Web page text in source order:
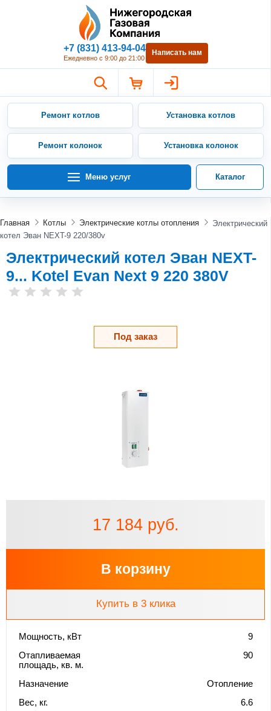
Нижегородская Газовая
+7 (831) 413-94-04
Ежедневно с 9:00 до 21:00
Написать нам
Ремонт котлов Установка котлов
Ремонт колонок Установка колонок
Меню услуг Каталог
Главная Котлы Электрические котлы отопления
Электрический
котел Эван NEXT-9 220/380v
Электрический котел Эван NEXT-
9... Kotel Evan Next 9 220 380V
Под заказ
17 184 руб.
В корзину
Купить в 3 клика
Мощность, кВт
9
Отапливаемая
площадь, кв. м.
90
Назначение
Отопление
Вес, кг.
6.6